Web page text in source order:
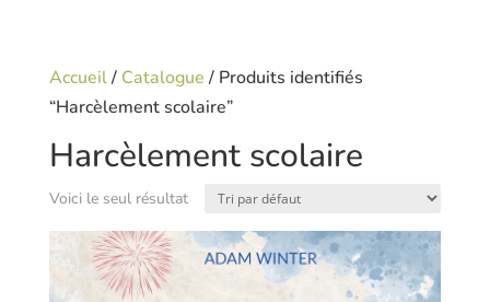
Accueil/ Catalogue / Produits identifiés
“Harcèlement scolaire”
Harcèlement scolaire
Voici le seul résultat